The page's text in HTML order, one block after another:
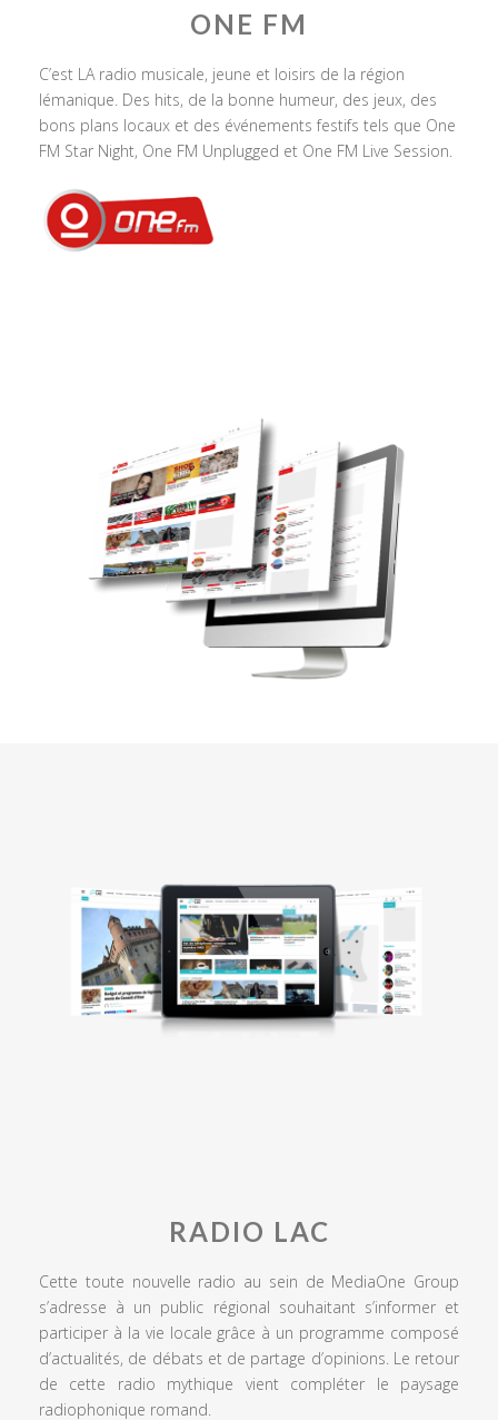
ONE FM
C’est LA radio musicale, jeune et loisirs de la région
lémanique. Des hits, de la bonne humeur, des jeux, des
bons plans locaux et des événements festifs tels que One
FM Star Night, One FM Unplugged et One FM Live Session.
RADIO LAC
Cette toute nouvelle radio au sein de MediaOne Group
s’adresse à un public régional souhaitant s’informer et
participer à la vie locale grâce à un programme composé
d’actualités, de débats et de partage d’opinions. Le retour
de cette radio mythique vient compléter le paysage
radiophonique romand.